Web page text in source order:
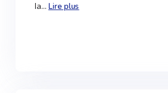
la... Lire plus